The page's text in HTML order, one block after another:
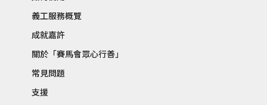
義工服務概覽
成就嘉許
關於「賽馬會眾心行善」
常見問題
支援